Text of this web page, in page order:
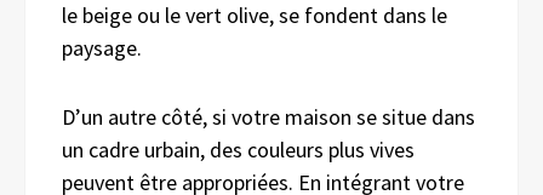
le beige ou le vert olive, se fondent dans le
paysage.
D’un autre côté, si votre maison se situe dans
un cadre urbain, des couleurs plus vives
peuvent être appropriées. En intégrant votre